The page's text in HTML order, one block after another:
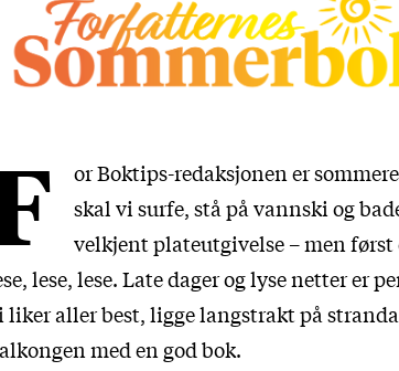
or Boktips-redaksjonen er
skal vi surfe, stå på vannski og
velkjent plateutgivelse – men først
lese, lese. Late dager og lyse netter er
liker aller best, ligge langstrakt på
med en god bok.